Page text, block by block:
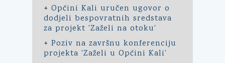
+ Općini Kali uručen ugovor o
dodjeli bespovratnih sredstava
za projekt 'Zaželi na otoku'
+ Poziv na završnu konferenciju
projekta 'Zaželi u Općini Kali'